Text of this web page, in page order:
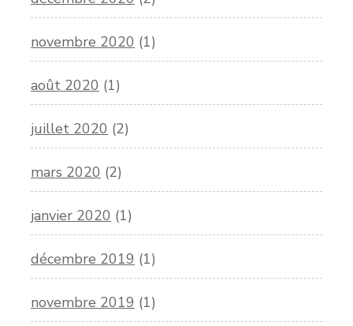
novembre 2020 (1)
août 2020 (1)
juillet 2020 (2)
mars 2020 (2)
janvier 2020 (1)
décembre 2019 (1)
novembre 2019 (1)